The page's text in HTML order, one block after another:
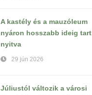
A kastély és a mauzóleum
nyáron hosszabb ideig tart
nyitva
29 jún 2026
Júliustól változik a városi